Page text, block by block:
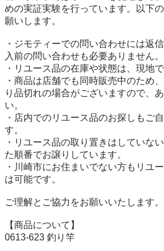
めの実証実験を行っています。以下
願いします。
・ジモティーでの問い合わせには返
入前の問い合わせも必要ありません。
・リユース品の在庫や状態は、現地
・商品は店舗でも同時販売中のため
り品切れの場合がございますので、
い。
・店内でのリユース品のお探しもご
す。
・リユース品の取り置きはしていな
た順番でお譲りしています。
・川崎市にお住まいでない方もリユ
は可能です。
ご理解とご協力をお願いいたします。
【商品について】
0613-623 釣り竿